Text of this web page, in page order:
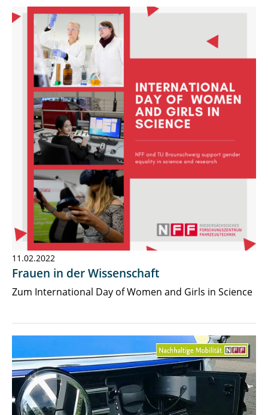
11.02.2022
Frauen in der Wissenschaft
Zum International Day of Women and Girls in Science